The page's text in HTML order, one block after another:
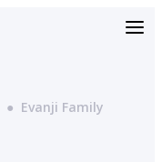
● Evanji Family